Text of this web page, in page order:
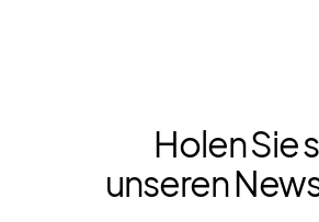
Holen Sie
unseren